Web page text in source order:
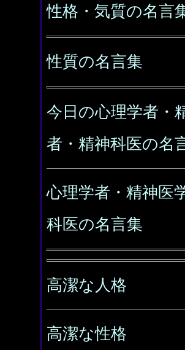
性格・気質の名言
性質の名言集
今日の心理学者・
者・精神科医の名
心理学者・精神医
科医の名言集
高潔な人格
高潔な性格